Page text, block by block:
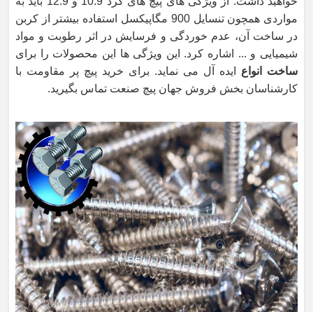
مواردی همچون تنسایل 900 مگاپیکسل استفاده بیشتر از کربن
در ساخت آن، عدم خوردگی و فرسایش در اثر رطوبت و مواد
شیمیایی و ... اشاره کرد. این ویژگی ها این محصولات را برای
ساخت انواع
ایده آل می نماید. برای خرید پیچ پر مقاومت با
کارشناسان بخش فروش جهان پیچ صنعت تماس بگیرید.